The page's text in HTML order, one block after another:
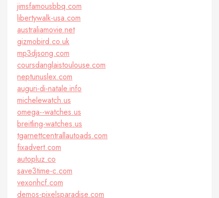
jimsfamousbbq.com
libertywalk-usa.com
australiamovie.net
gizmobird.co.uk
mp3djsong.com
coursdanglaistoulouse.com
neptunuslex.com
auguri-di-natale.info
michelewatch.us
omega--watches.us
breitling-watches.us
tgarnettcentrallautoads.com
fixadvert.com
autopluz.co
save3time-c.com
vexonhcf.com
demos-pixelsparadise.com